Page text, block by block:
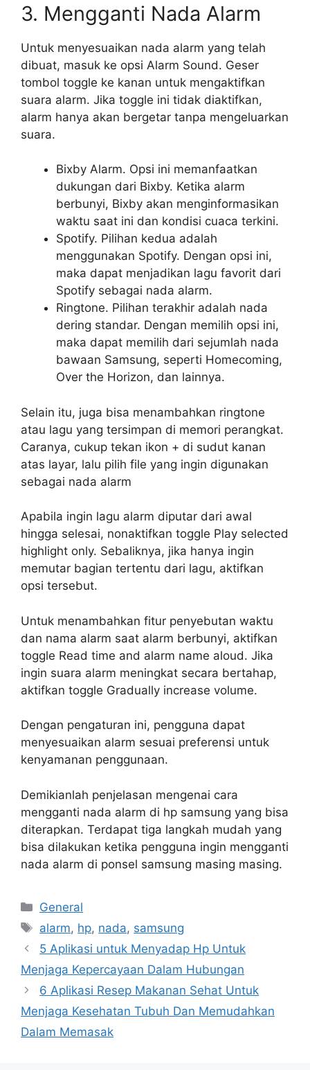
3. Mengganti Nada Alarm
Untuk menyesuaikan nada alarm yang telah
dibuat, masuk ke opsi Alarm Sound. Geser
tombol toggle ke kanan untuk mengaktifkan
suara alarm. Jika toggle ini tidak diaktifkan,
alarm hanya akan bergetar tanpa mengeluarkan
suara.
Bixby Alarm. Opsi ini memanfaatkan
dukungan dari Bixby. Ketika alarm
berbunyi, Bixby akan menginformasikan
waktu saat ini dan kondisi cuaca terkini.
Spotify. Pilihan kedua adalah
menggunakan Spotify. Dengan opsi ini,
maka dapat menjadikan lagu favorit dari
Spotify sebagai nada alarm.
Ringtone. Pilihan terakhir adalah nada
dering standar. Dengan memilih opsi ini,
maka dapat memilih dari sejumlah nada
bawaan Samsung, seperti Homecoming,
Over the Horizon, dan lainnya.
Selain itu, juga bisa menambahkan ringtone
atau lagu yang tersimpan di memori perangkat.
Caranya, cukup tekan ikon + di sudut kanan
atas layar, lalu pilih file yang ingin digunakan
sebagai nada alarm
Apabila ingin lagu alarm diputar dari awal
hingga selesai, nonaktifkan toggle Play selected
highlight only. Sebaliknya, jika hanya ingin
memutar bagian tertentu dari lagu, aktifkan
opsi tersebut.
Untuk menambahkan fitur penyebutan waktu
dan nama alarm saat alarm berbunyi, aktifkan
toggle Read time and alarm name aloud. Jika
ingin suara alarm meningkat secara bertahap,
aktifkan toggle Gradually increase volume.
Dengan pengaturan ini, pengguna dapat
menyesuaikan alarm sesuai preferensi untuk
kenyamanan penggunaan.
Demikianlah penjelasan mengenai cara
mengganti nada alarm di hp samsung yang bisa
diterapkan. Terdapat tiga langkah mudah yang
bisa dilakukan ketika pengguna ingin mengganti
nada alarm di ponsel samsung masing masing.
Categories
General
Tags
alarm, hp, nada, samsung
5 Aplikasi untuk Menyadap Hp Untuk
Menjaga Kepercayaan Dalam Hubungan
6 Aplikasi Resep Makanan Sehat Untuk
Menjaga Kesehatan Tubuh Dan Memudahkan
Dalam Memasak